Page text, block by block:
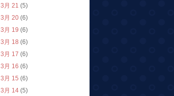
3月 21 (5)
3月 20 (6)
3月 19 (6)
3月 18 (6)
3月 17 (6)
3月 16 (6)
3月 15 (6)
3月 14 (5)